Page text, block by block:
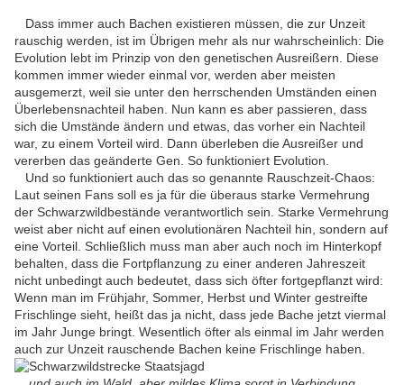
Dass immer auch Bachen existieren müssen, die zur Unzeit
rauschig werden, ist im Übrigen mehr als nur wahrscheinlich: Die
Evolution lebt im Prinzip von den genetischen Ausreißern. Diese
kommen immer wieder einmal vor, werden aber meisten
ausgemerzt, weil sie unter den herrschenden Umständen einen
Überlebensnachteil haben. Nun kann es aber passieren, dass
sich die Umstände ändern und etwas, das vorher ein Nachteil
war, zu einem Vorteil wird. Dann überleben die Ausreißer und
vererben das geänderte Gen. So funktioniert Evolution.
Und so funktioniert auch das so genannte Rauschzeit-Chaos:
Laut seinen Fans soll es ja für die überaus starke Vermehrung
der Schwarzwildbestände verantwortlich sein. Starke Vermehrung
weist aber nicht auf einen evolutionären Nachteil hin, sondern auf
eine Vorteil. Schließlich muss man aber auch noch im Hinterkopf
behalten, dass die Fortpflanzung zu einer anderen Jahreszeit
nicht unbedingt auch bedeutet, dass sich öfter fortgepflanzt wird:
Wenn man im Frühjahr, Sommer, Herbst und Winter gestreifte
Frischlinge sieht, heißt das ja nicht, dass jede Bache jetzt viermal
im Jahr Junge bringt. Wesentlich öfter als einmal im Jahr werden
auch zur Unzeit rauschende Bachen keine Frischlinge haben.